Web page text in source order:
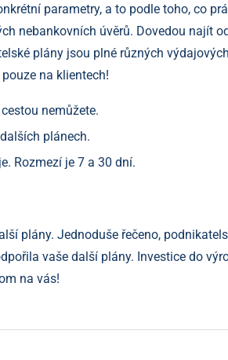
parametry, a to podle toho, co
nebankovních úvěrů. Dovedou najít
plány jsou plné různých
na klientech!
nemůžete.
plánech.
Rozmezí je 7 a 30 dní.
plány. Jednoduše řečeno,
vaše další plány. Investice do
na vás!